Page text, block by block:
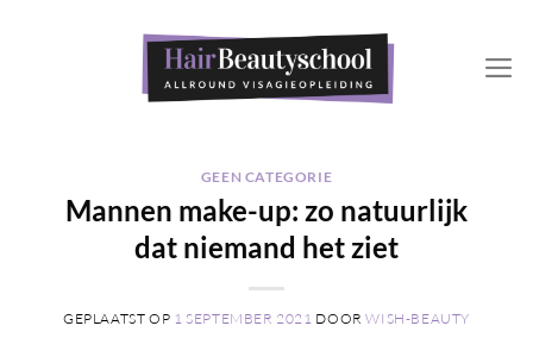
GEEN CATEGORIE
Mannen make-up: zo natuurlijk
dat niemand het ziet
GEPLAATST OP 1 SEPTEMBER 2021 DOORWISH-BEAUTY